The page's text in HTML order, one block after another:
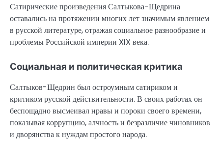
Сатирические произведения Салтыкова-Щедрина
оставались на протяжении многих лет значимым явлением
в русской литературе, отражая социальное разнообразие и
проблемы Российской империи XIX века.
Социальная и политическая критика
Салтыков-Щедрин был остроумным сатириком и
критиком русской действительности. В своих работах он
беспощадно высмеивал нравы и пороки своего времени,
показывая коррупцию, алчность и безразличие чиновников
и дворянства к нуждам простого народа.